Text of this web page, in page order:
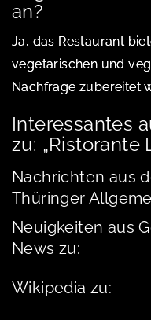
an?
Ja, das Restaurant
vegetarischen und
Nachfrage zubereitet
Interessantes
zu: „Ristorante
Nachrichten aus
Thüringer
Neuigkeiten aus
News zu:
Wikipedia zu: